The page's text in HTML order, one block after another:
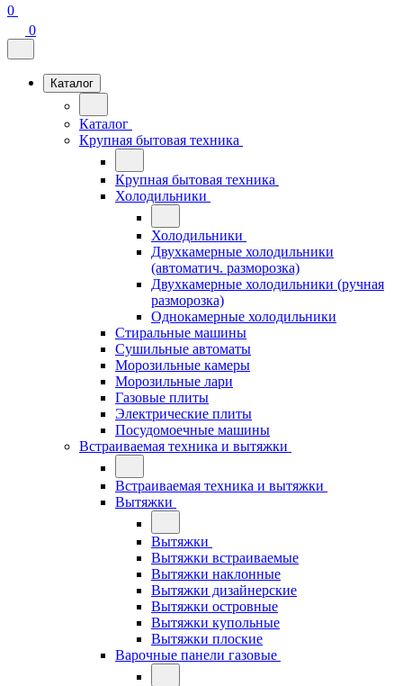
0
0
Каталог
Каталог
Крупная бытовая техника
Крупная бытовая техника
Холодильники
Холодильники
Двухкамерные холодильники
(автоматич. разморозка)
Двухкамерные холодильники (ручная
разморозка)
Однокамерные холодильники
Стиральные машины
Сушильные автоматы
Морозильные камеры
Морозильные лари
Газовые плиты
Электрические плиты
Посудомоечные машины
Встраиваемая техника и вытяжки
Встраиваемая техника и вытяжки
Вытяжки
Вытяжки
Вытяжки встраиваемые
Вытяжки наклонные
Вытяжки дизайнерские
Вытяжки островные
Вытяжки купольные
Вытяжки плоские
Варочные панели газовые